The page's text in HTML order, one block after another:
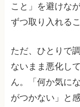
こと」を避けな
ずつ取り入れる
ただ、ひとりで
ないまま悪化し
ん。「何か気に
がつかない」と